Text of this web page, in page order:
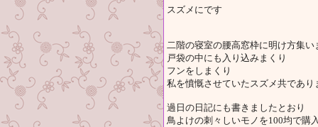
スズメにです
二階の寝室の腰高窓枠に明け方集い
戸袋の中にも入り込みまくり
フンをしまくり
私を憤慨させていたスズメ共であり
過日の日記にも書きましたとおり
鳥よけの刺々しいモノを100均で購